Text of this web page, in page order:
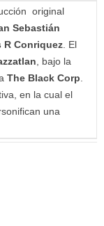
original
Sebastián
R Conriquez. El
, bajo la
The Black Corp.
en la cual el
una